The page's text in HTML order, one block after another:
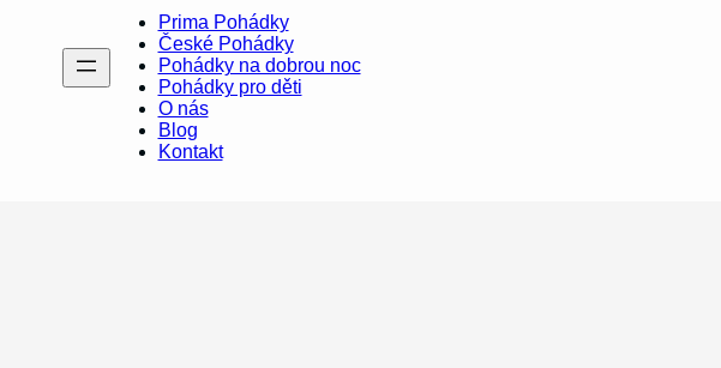
Prima Pohádky
České Pohádky
Pohádky na dobrou noc
Pohádky pro děti
O nás
Blog
Kontakt